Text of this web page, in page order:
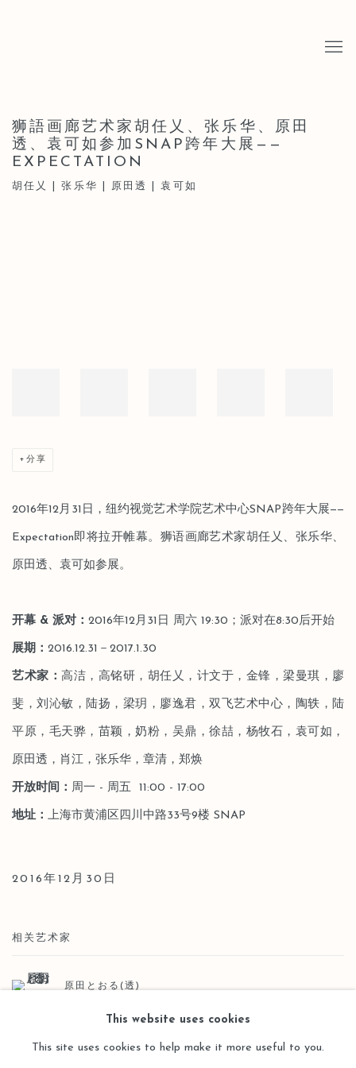
狮語画廊艺术家胡任乂、张乐华、原田
透、袁可如参加SNAP跨年大展——
EXPECTATION
胡任乂 | 张乐华 | 原田透 | 袁可如
分享
2016年12月31日，纽约视觉艺术学院艺术中心SNAP跨年大展——
Expectation即将拉开帷幕。狮语画廊艺术家胡任乂、张乐华、
原田透、袁可如参展。
开幕 & 派对： 2016年12月31日 周六 19:30；派对在8:30后开始
展期： 2016.12.31－2017.1.30
艺术家： 高洁，高铭研，胡任乂，计文于，金锋，梁曼琪，廖
斐，刘沁敏，陆扬，梁玥，廖逸君，双飞艺术中心，陶轶，陆
平原，毛天骅，苗颖，奶粉，吴鼎，徐喆，杨牧石，袁可如，
原田透，肖江，张乐华，章清，郑焕
开放时间： 周一 - 周五 11:00 - 17:00
地址： 上海市黄浦区四川中路33号9楼 SNAP
2016年12月30日
相关艺术家
原田とおる(透)
This website uses cookies
This site uses cookies to help make it more useful to you.